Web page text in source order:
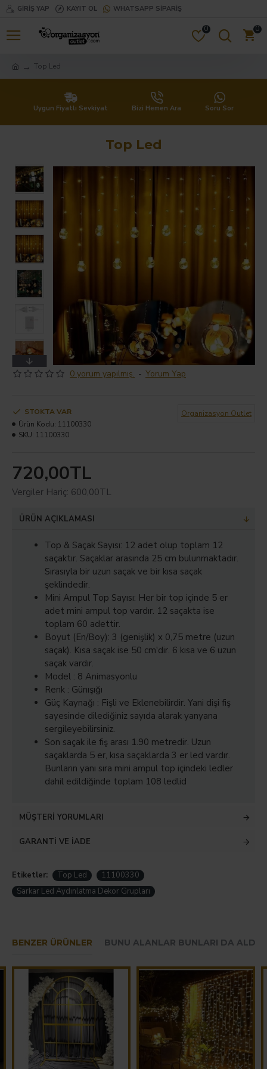
Hemen Sipariş Ver
GIRIŞ YAP KAYIT OL WHATSAPP SIPARIŞ
0 0
Top Led
Uygun Fiyatlı Sevkiyat Bizi Hemen Ara Soru Sor
Top Led
0 yorum yapılmış. - Yorum Yap
720,00TL
Vergiler Hariç: 600,00TL
STOKTA VAR
Ürün Kodu: 11100330
SKU: 11100330
Organizasyon Outlet
ÜRÜN AÇIKLAMASI
Top & Saçak Sayısı: 12 adet olup toplam 12
saçaktır. Saçaklar arasında 25 cm bulunmaktadır.
Sırasıyla bir uzun saçak ve bir kısa saçak
şeklindedir.
Mini Ampul Top Sayısı: Her bir top içinde 5 er
adet mini ampul top vardır. 12 saçakta ise
toplam 60 adettir.
Boyut (En/Boy): 3 (genişlik) x 0,75 metre (uzun
saçak). Kısa saçak ise 50 cm'dir. 6 kısa ve 6 uzun
saçak vardır.
Model : 8 Animasyonlu
Renk : Günışığı
Güç Kaynağı : Fişli ve Eklenebilirdir. Yani dişi fiş
sayesinde dilediğiniz sayıda alarak yanyana
sergileyebilirsiniz.
Son saçak ile fiş arası 1.90 metredir. Uzun
saçaklarda 5 er, kısa saçaklarda 3 er led vardır.
Bunların yanı sıra mini ampul top içindeki ledler
dahil edildiğinde toplam 108 ledlid
MÜŞTERI YORUMLARI
GARANTI VE İADE
Etiketler: Top Led
11100330
Sarkar Led Aydınlatma Dekor Grupları
BENZER ÜRÜNLER BUNU ALANLAR BUNLARI DA